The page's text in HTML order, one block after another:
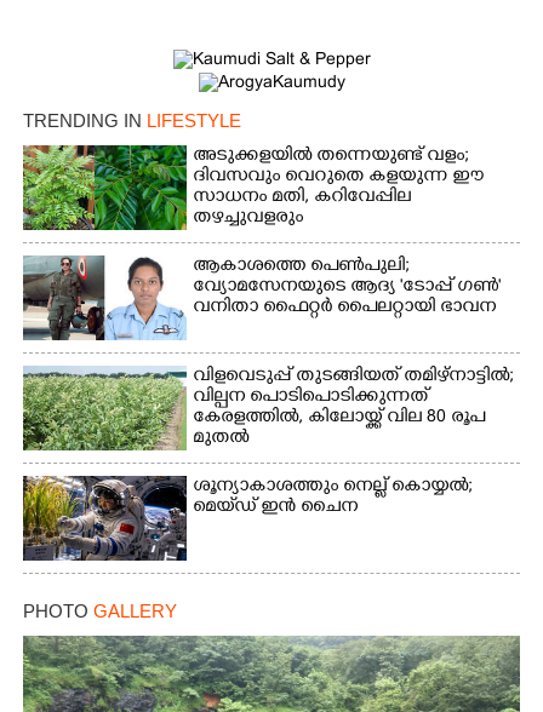
TRENDING IN LIFESTYLE
അടുക്കളയിൽ തന്നെയുണ്ട് വളം;
ദിവസവും വെറുതെ കളയുന്ന ഈ
സാധനം മതി, കറിവേപ്പില
തഴച്ചുവളരും
ആകാശത്തെ പെൺപുലി;
വ്യോമസേനയുടെ ആദ്യ 'ടോപ്പ് ഗൺ'
വനിതാ ഫൈറ്റർ പൈലറ്റായി ഭാവന
വിളവെടുപ്പ് തുടങ്ങിയത് തമിഴ്നാട്ടിൽ;
വില്പന പൊടിപൊടിക്കുന്നത്
കേരളത്തിൽ, കിലോയ്ക്ക് വില 80 രൂപ
മുതൽ
ശൂന്യാകാശത്തും നെല്ല് കൊയ്യൽ;
മെയ്‌ഡ് ഇൻ ചൈന
PHOTO GALLERY